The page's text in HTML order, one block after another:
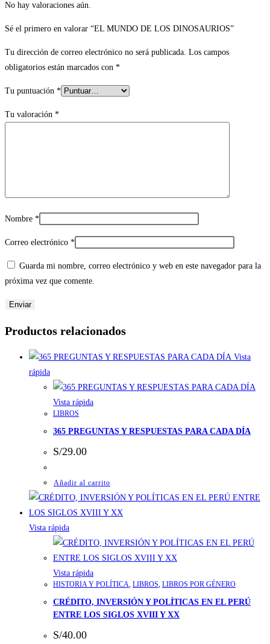
No hay valoraciones aún.
Sé el primero en valorar “EL MUNDO DE LOS DINOSAURIOS”
Tu dirección de correo electrónico no será publicada. Los campos
obligatorios están marcados con *
Tu puntuación *
Tu valoración *
Nombre *
Correo electrónico *
Guarda mi nombre, correo electrónico y web en este navegador para la
próxima vez que comente.
Productos relacionados
Vista
rápida
Vista rápida
LIBROS
365 PREGUNTAS Y RESPUESTAS PARA CADA DÍA
S/29.00
Añadir al carrito
Vista rápida
Vista rápida
HISTORIA Y POLÍTICA, LIBROS, LIBROS POR GÉNERO
CRÉDITO, INVERSIÓN Y POLÍTICAS EN EL PERÚ
ENTRE LOS SIGLOS XVIII Y XX
S/40.00